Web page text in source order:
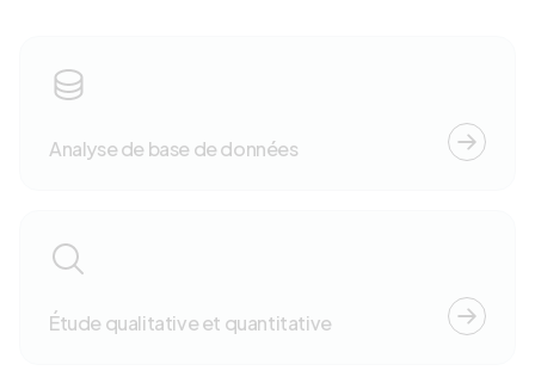
Analyse de base de données
Étude qualitative et quantitative